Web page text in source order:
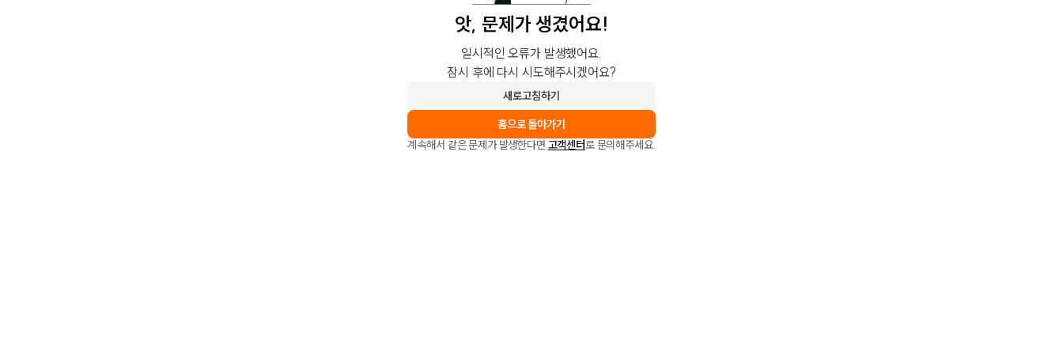
앗, 문제가 생겼어요!
일시적인 오류가 발생했어요.
잠시 후에 다시 시도해주시겠어요?
새로고침하기
홈으로 돌아가기
계속해서 같은 문제가 발생한다면 고객센터로 문의해주세요.